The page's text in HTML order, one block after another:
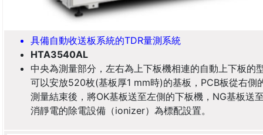
具備自動收送板系統的TDR量測系統
HTA3540AL
中央為測量部分，左右為上下板機相連的自動上下板的
可以安放520枚(基板厚1 mm時)的基板，PCB板從右側
測量結束後，將OK基板送至左側的下板機，NG基板
消靜電的除電設備（ionizer）為標配設置。